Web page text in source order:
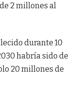
2 millones al
durante 10
habría sido de
20 millones de